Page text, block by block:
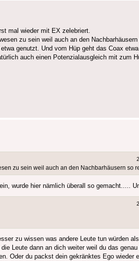
mal wieder mit EX zelebriert.
zu sein weil auch an den Nachbarhäusern
genutzt. Und vom Hüp geht das Coax
auch einen Potenzialausgleich mit zum
zu sein weil auch an den Nachbarhäusern so
wurde hier nämlich überall so gemacht.....
zu wissen was andere Leute tun würden
Leute dann an dich weiter weil du das
Oder du packst dein gekränktes Ego wieder